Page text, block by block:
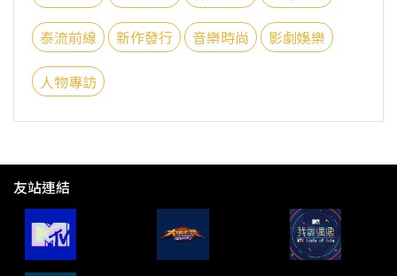
泰流前線 新作發行 音樂時尚 影劇娛樂
人物專訪
友站連結